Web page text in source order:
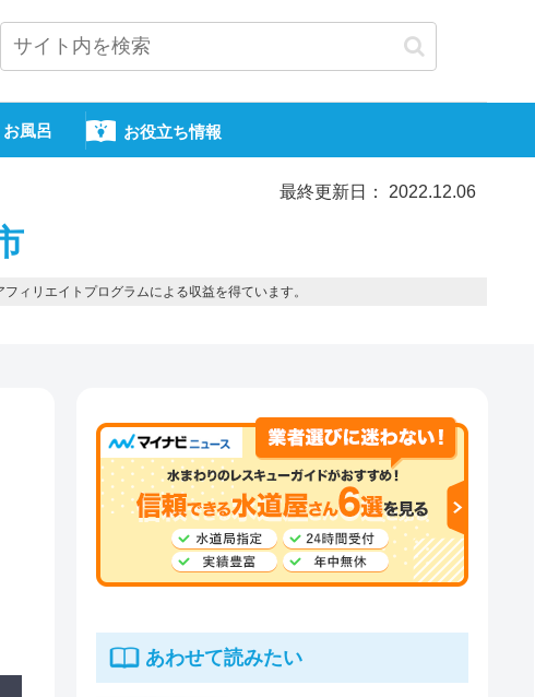
お風呂 お役立ち情報
最終更新日： 2022.12.06
ィリエイトプログラムによる収益を得ています。
あわせて読みたい